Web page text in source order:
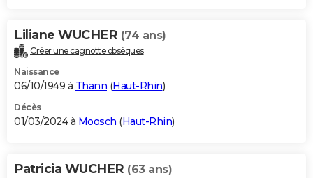
Liliane WUCHER (74 ans)
Créer une cagnotte obsèques
Naissance
06/10/1949 à Thann (Haut-Rhin)
Décès
01/03/2024 à Moosch (Haut-Rhin)
Patricia WUCHER (63 ans)